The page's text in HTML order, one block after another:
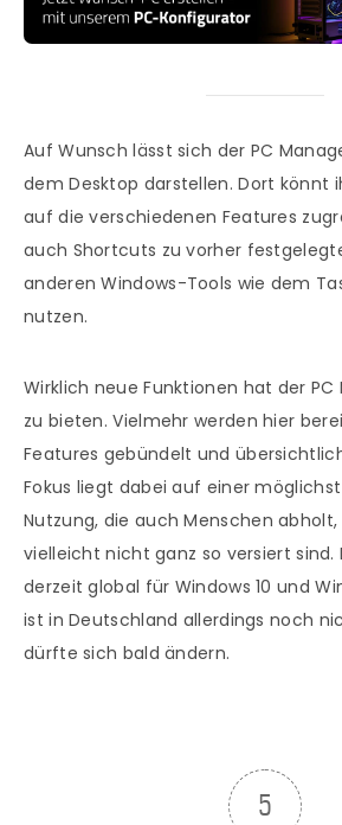
Auf Wunsch lässt sich der PC
dem Desktop darstellen. Dort könnt
auf die verschiedenen Features
auch Shortcuts zu vorher
anderen Windows-Tools wie dem
nutzen.
Wirklich neue Funktionen hat der
zu bieten. Vielmehr werden hier
Features gebündelt und
Fokus liegt dabei auf einer
Nutzung, die auch Menschen
vielleicht nicht ganz so versiert sind.
derzeit global für Windows 10 und
ist in Deutschland allerdings noch
dürfte sich bald ändern.
5